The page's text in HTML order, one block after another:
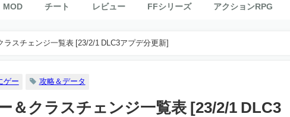
MOD チート レビュー FFシリーズ アクションRPG
ラスチェンジ一覧表 [23/2/1 DLC3アプデ分更新]
ゲー 攻略＆データ
＆クラスチェンジ一覧表 [23/2/1 DLC3